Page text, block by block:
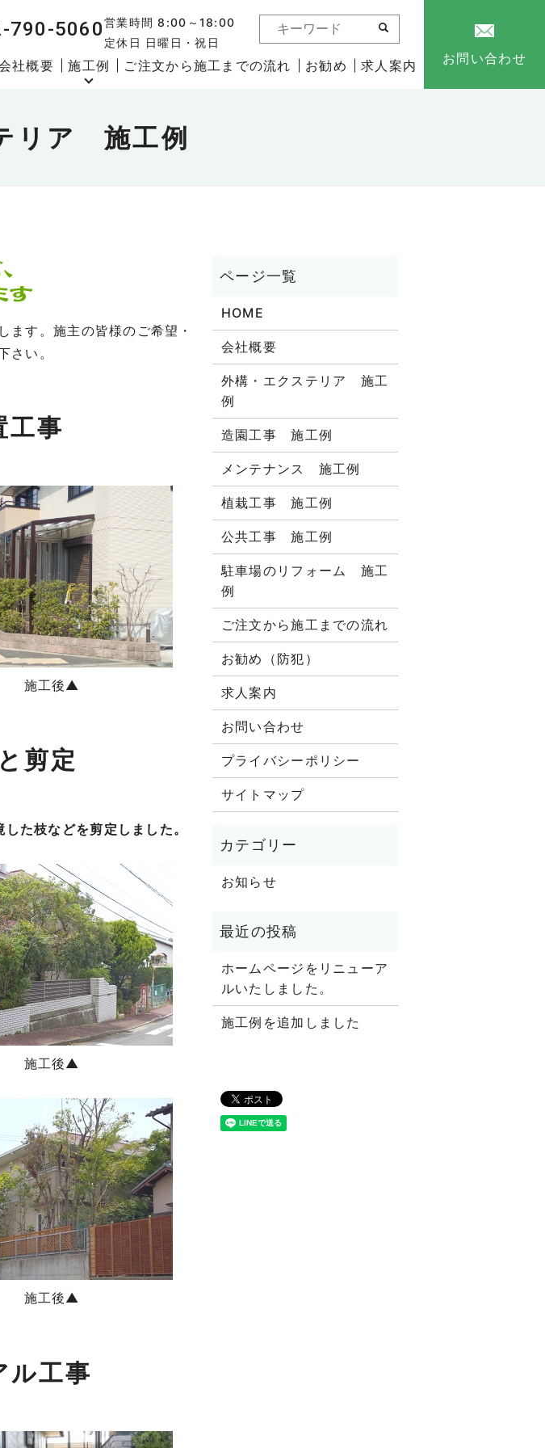
社概要 施工例 ご注文から施工までの流れ お勧め 求人案内 お問い合わせ
790-5060営業時間 8:00～18:00
定休日 日曜日・祝日
リア 施工例
ます。施主の皆様のご希望・
さい。
事
施工後▲
剪定
た枝などを剪定しました。
施工後▲
施工後▲
ル工事
HOME
会社概要
外構・エクステリア 施工
例
造園工事 施工例
メンテナンス 施工例
植栽工事 施工例
公共工事 施工例
駐車場のリフォーム 施工
例
ご注文から施工までの流れ
お勧め（防犯）
求人案内
お問い合わせ
プライバシーポリシー
サイトマップ
お知らせ
ホームページをリニューア
ルいたしました。
施工例を追加しました